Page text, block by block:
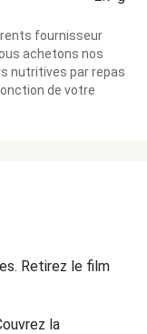
fournisseur
achetons nos
nutritives par repas
de votre
Retirez le film
la